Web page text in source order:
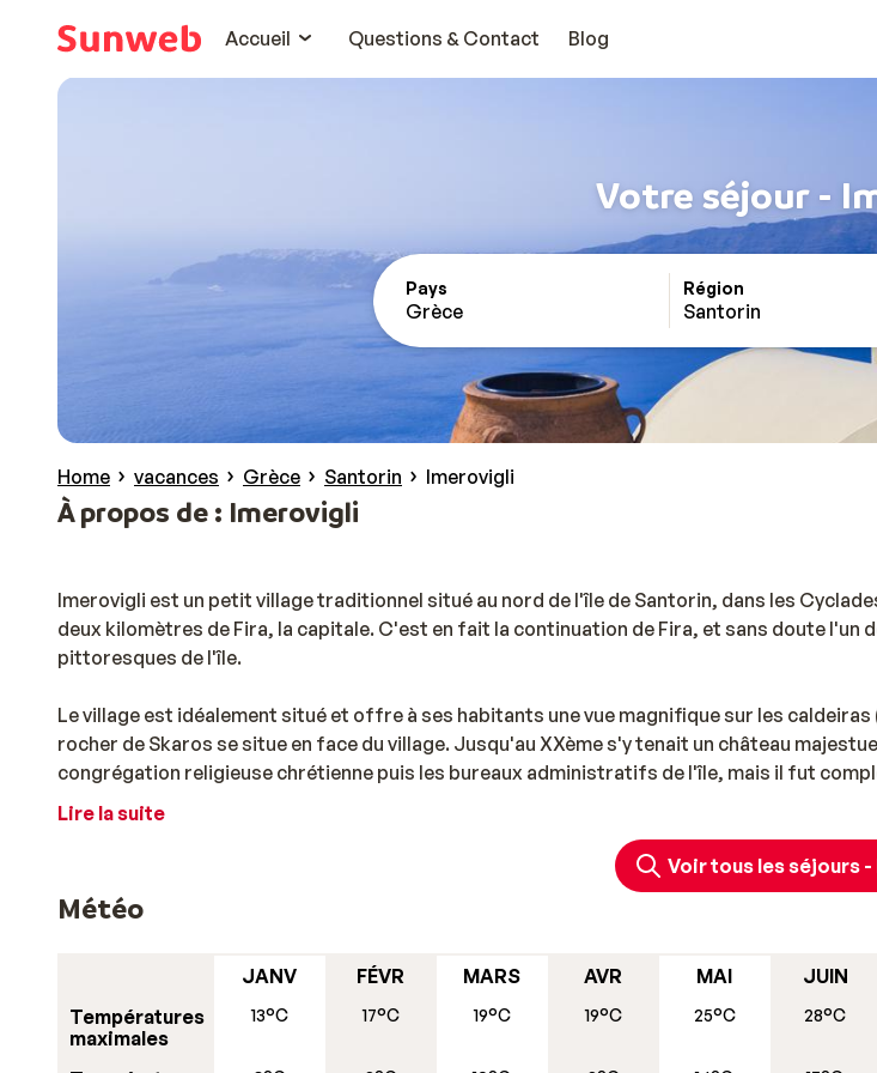
Accueil
Questions & Contact Blog
Votre séjour -
Pays
Grèce
Région
Santorin
Home vacances Grèce Santorin Imerovigli
À propos de : Imerovigli
Imerovigli est un petit village traditionnel situé au nord de l'île de Santorin, dans les
deux kilomètres de Fira, la capitale. C'est en fait la continuation de Fira, et sans doute l'un
pittoresques de l'île.
Le village est idéalement situé et offre à ses habitants une vue magnifique sur les
rocher de Skaros se situe en face du village. Jusqu'au XXème s'y tenait un château
congrégation religieuse chrétienne puis les bureaux administratifs de l'île, mais il fut
tremblement de terre. Il ne reste aujourd'hui que quelques vestiges. La légende raconte que
On trouve de nombreux restaurants dans les environs, ainsi que des paysages et des
que beaucoup de couples viennent du monde entier pour s'y marier ou y passer leur lune de
les amateurs de belles photographies.
Pour ceux qui veulent visiter les environs lors de leur séjour Imerovigli, Fira est une petite
Lire la suite
Voir tous les séjours
Météo
Températures
maximales
JANV
13°C
FÉVR
17°C
MARS
19°C
AVR
19°C
MAI
25°C
JUIN
28°C